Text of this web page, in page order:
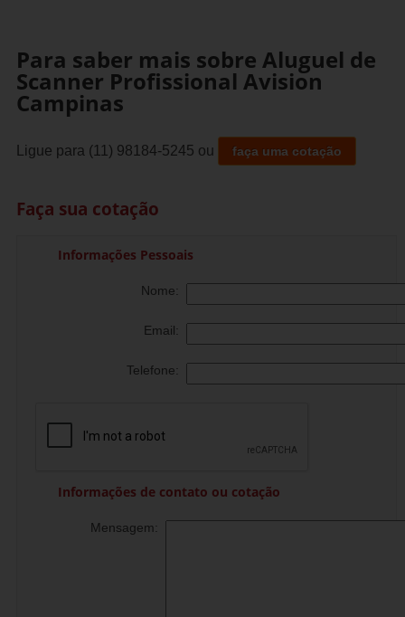
Para saber mais sobre Aluguel de
Scanner Profissional Avision
Campinas
Ligue para (11) 98184-5245 ou faça uma cotação
Faça sua cotação
Informações Pessoais
Nome:
Email:
Telefone:
Informações de contato ou cotação
Mensagem: